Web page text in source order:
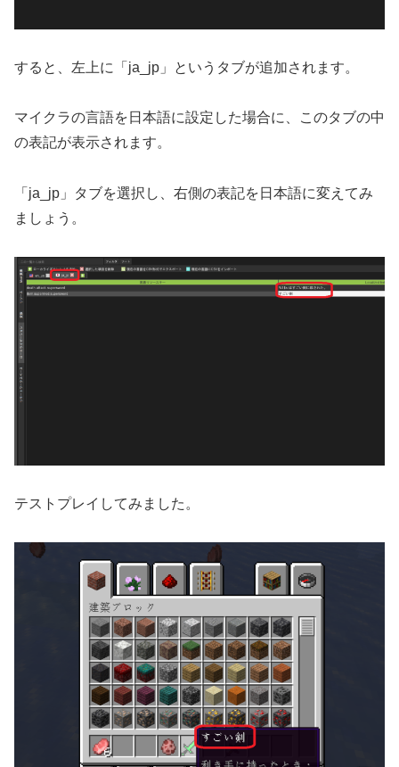
すると、左上に「ja_jp」というタブが追加されます。
マイクラの言語を日本語に設定した場合に、このタブの中
の表記が表示されます。
「ja_jp」タブを選択し、右側の表記を日本語に変えてみ
ましょう。
テストプレイしてみました。